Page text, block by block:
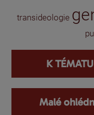
transideologie
K
Malé